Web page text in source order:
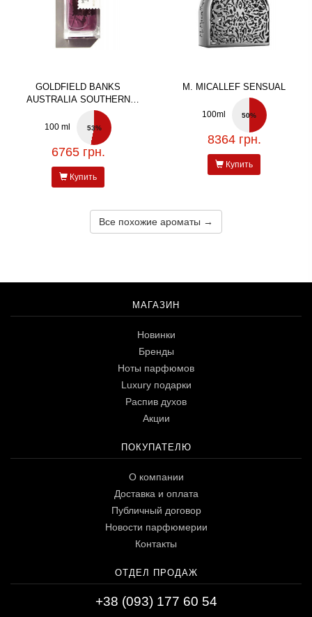
GOLDFIELD BANKS
AUSTRALIA SOUTHERN
BLOOM
100 ml 53%
6765 грн.
Купить
M. MICALLEF SENSUAL
100ml 50%
8364 грн.
Купить
Все похожие ароматы →
МАГАЗИН
Новинки
Бренды
Ноты парфюмов
Luxury подарки
Распив духов
Акции
ПОКУПАТЕЛЮ
О компании
Доставка и оплата
Публичный договор
Новости парфюмерии
Контакты
ОТДЕЛ ПРОДАЖ
+38 (093) 177 60 54